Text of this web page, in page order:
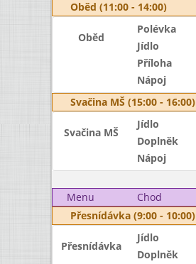
Oběd (11:00 - 14:00)
Oběd
Polévka
Jídlo
Příloha
Nápoj
Svačina MŠ (15:00 - 16:00)
Svačina MŠ
Jídlo
Doplněk
Nápoj
Menu
Chod
Přesnídávka (9:00 - 10:00)
Přesnídávka
Jídlo
Doplněk